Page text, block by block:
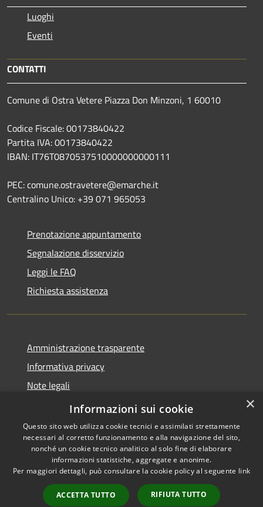
Luoghi
Eventi
CONTATTI
Comune di Ostra Vetere Piazza Don Minzoni, 1 60010
Codice Fiscale: 00173840422
Partita IVA: 00173840422
IBAN: IT76T0870537510000000000111
PEC: comune.ostravetere@emarche.it
Centralino Unico: +39 071 965053
Prenotazione appuntamento
Segnalazione disservizio
Leggi le FAQ
Richiesta assistenza
Amministrazione trasparente
Informativa privacy
Note legali
Dichiarazione di accessibilità
Accessibilità
Copyright © 2026 • Comune di
Ostra Vetere • Powered by
Municipium•
Accesso
×
Informazioni sui cookie
Questo sito web utilizza cookie tecnici e assimilati strettamente
necessari al corretto funzionamento e alla navigazione del sito,
nonché un cookie tecnico analitico al solo fine di elaborare
informazioni statistiche, aggregate e anonime.
Per maggiori dettagli, può consultare la cookie policy al seguente link
ACCETTA TUTTO RIFIUTA TUTTO